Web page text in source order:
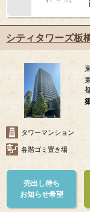
シティタワーズ板
タワーマンション
各階ゴミ置き場
売出し待ち
お知らせ希望